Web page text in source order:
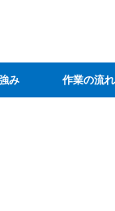
み 作業の流れ